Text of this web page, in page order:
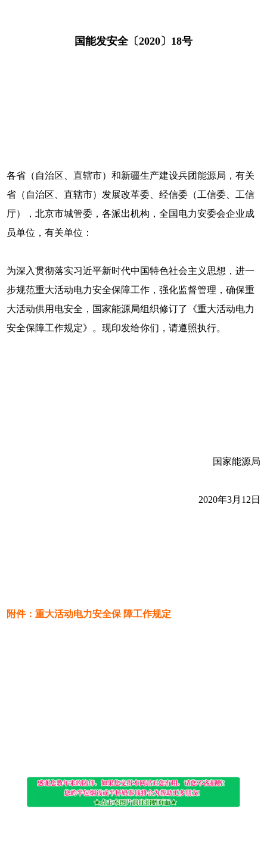
国能发安全〔2020〕18号
各省（自治区、直辖市）和新疆生产建设兵团能源局，有关
省（自治区、直辖市）发展改革委、经信委（工信委、工信
厅），北京市城管委，各派出机构，全国电力安委会企业成
员单位，有关单位：
为深入贯彻落实习近平新时代中国特色社会主义思想，进一
步规范重大活动电力安全保障工作，强化监督管理，确保重
大活动供用电安全，国家能源局组织修订了《重大活动电力
安全保障工作规定》。现印发给你们，请遵照执行。
国家能源局
2020年3月12日
附件：重大活动电力安全保 障工作规定